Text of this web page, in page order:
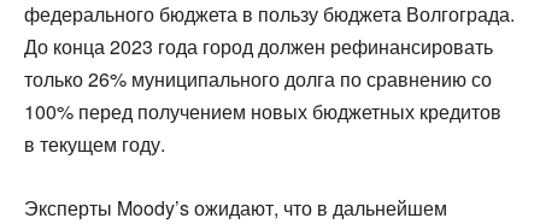
федерального бюджета в пользу бюджета Волгограда.
До конца 2023 года город должен рефинансировать
только 26% муниципального долга по сравнению со
100% перед получением новых бюджетных кредитов
в текущем году.
Эксперты Moody’s ожидают, что в дальнейшем